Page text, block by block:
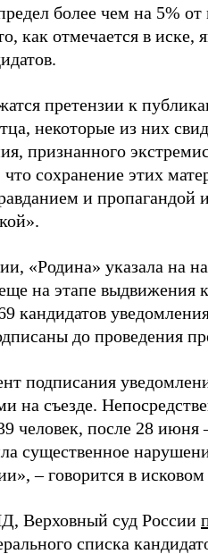
более чем на 5%
как отмечается в иске,
претензии к
некоторые из них
признанного
сохранение этих
и пропагандой
«Родина» указала на
на этапе выдвижения
кандидатов
до проведения
подписания
на съезде.
человек, после 28 июня
существенное
– говорится в исковом
Верховный суд России
списка